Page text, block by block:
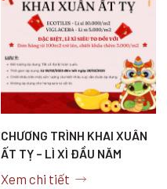
CHƯƠNG TRÌNH KHAI XUÂN
ẤT TỴ – LÌ XÌ ĐẦU NĂM
Xem chi tiết